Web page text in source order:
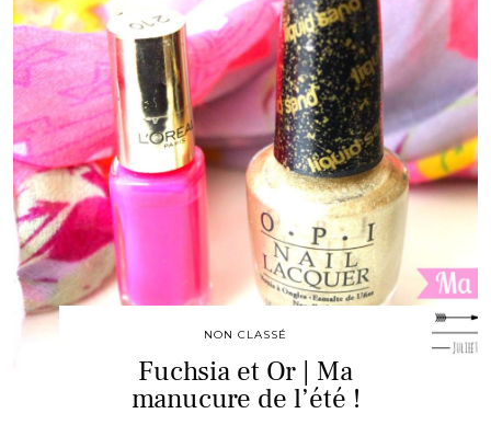
NON CLASSÉ
Fuchsia et Or | Ma
manucure de l’été !